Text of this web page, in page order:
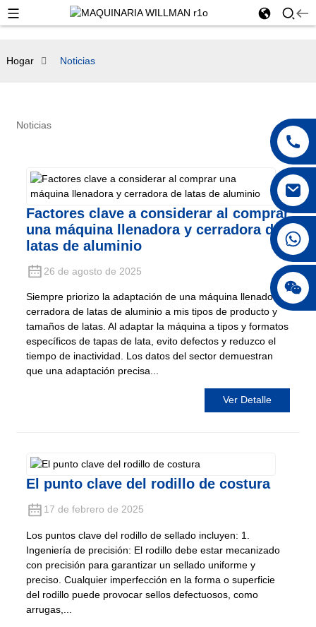
Hogar Noticias
Noticias
Factores clave a considerar al comprar
una máquina llenadora y cerradora de
latas de aluminio
26 de agosto de 2025
Siempre priorizo ​​la adaptación de una máquina llenadora y
cerradora de latas de aluminio a mis tipos de producto y
tamaños de latas. Al adaptar la máquina a tipos y formatos
específicos de tapas de lata, evito defectos y reduzco el
tiempo de inactividad. Los datos del sector demuestran
que una adaptación precisa...
Ver Detalle
El punto clave del rodillo de costura
17 de febrero de 2025
Los puntos clave del rodillo de sellado incluyen: 1.
Ingeniería de precisión: El rodillo debe estar mecanizado
con precisión para garantizar un sellado uniforme y
preciso. Cualquier imperfección en la forma o superficie
del rodillo puede provocar sellos defectuosos, como
arrugas,...